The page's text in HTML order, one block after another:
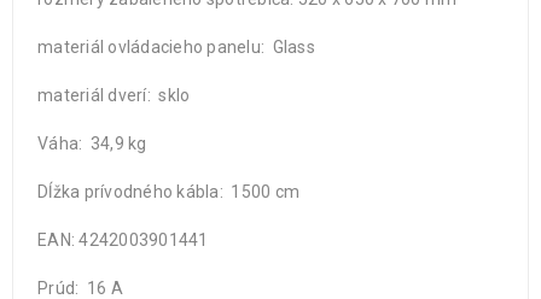
materiál ovládacieho panelu: Glass
materiál dverí: sklo
Váha: 34,9 kg
Dĺžka prívodného kábla: 1500 cm
EAN: 4242003901441
Prúd: 16 A